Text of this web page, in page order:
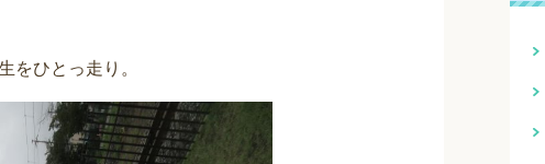
をひとっ走り。